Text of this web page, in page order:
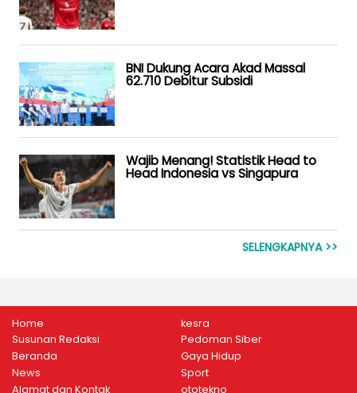
BNI Dukung Acara Akad Massal
62.710 Debitur Subsidi
Wajib Menang! Statistik Head to
Head Indonesia vs Singapura
SELENGKAPNYA >>
Home
Susunan Redaksi
Beranda
News
Alamat dan Kontak
kesra
Pedoman Siber
Gaya Hidup
Sport
ototekno